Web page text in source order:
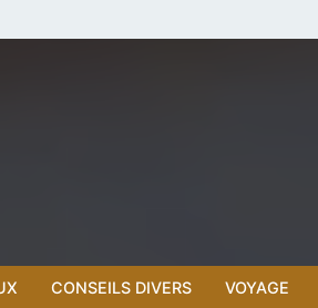
CONSEILS DIVERS VOYAGE